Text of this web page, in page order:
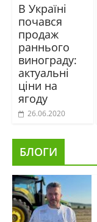
В Україні
почався
продаж
раннього
винограду:
актуальні
ціни на
ягоду
26.06.2020
БЛОГИ